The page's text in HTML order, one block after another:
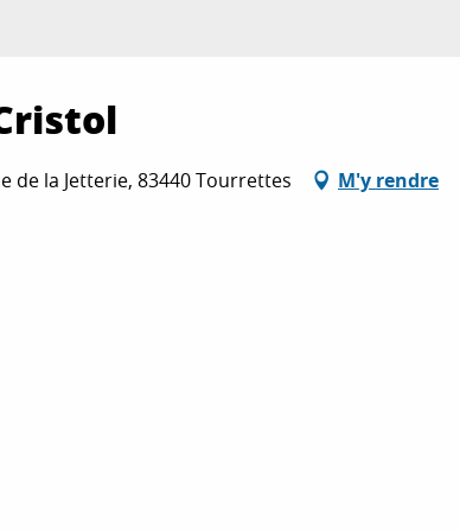
de la Jetterie, 83440 Tourrettes M'y rendre